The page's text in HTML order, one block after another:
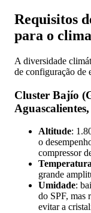
Requisitos
para o
A diversidade
de configuração de
Cluster Bajío
Altitude:
o
compressor
Temperatura
grande
Umidade:
do SPF, mas
evitar a